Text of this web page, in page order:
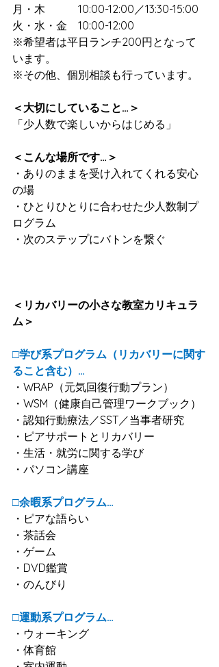
月・木　　　10:00-12:00／13:30-15:00
火・水・金　10:00-12:00
※希望者は平日ランチ200円となって
います。
※その他、個別相談も行っています。
＜大切にしていること…＞
「少人数で楽しいからはじめる」
＜こんな場所です…＞
・ありのままを受け入れてくれる安心
の場
・ひとりひとりに合わせた少人数制プ
ログラム
・次のステップにバトンを繋ぐ
＜リカバリーの小さな教室カリキュラ
ム＞
□学び系プログラム（リカバリーに関す
ること含む）…
・WRAP（元気回復行動プラン）
・WSM（健康自己管理ワークブック）
・認知行動療法／SST／当事者研究
・ピアサポートとリカバリー
・生活・就労に関する学び
・パソコン講座
□余暇系プログラム…
・ピアな語らい
・茶話会
・ゲーム
・DVD鑑賞
・のんびり
□運動系プログラム…
・ウォーキング
・体育館